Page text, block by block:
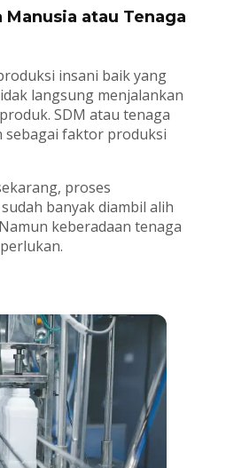
Manusia atau Tenaga
insani baik yang
langsung menjalankan
SDM atau tenaga
sebagai faktor produksi
proses
banyak diambil alih
keberadaan tenaga